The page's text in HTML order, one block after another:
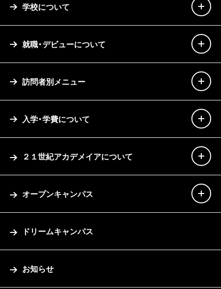
学校について
就職・デビューについて
訪問者別メニュー
入学・学費について
２１世紀アカデメイアについて
オープンキャンパス
ドリームキャンパス
お知らせ